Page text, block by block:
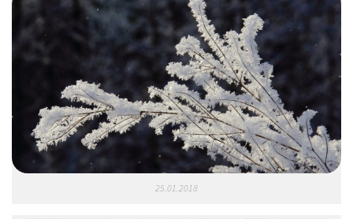
25.01.2018